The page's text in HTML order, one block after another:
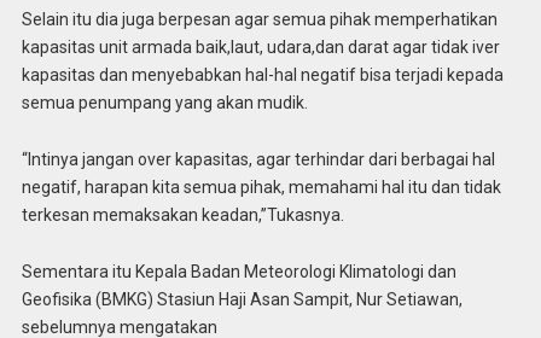
Selain itu dia juga berpesan agar semua pihak memperhatikan
kapasitas unit armada baik,laut, udara,dan darat agar tidak iver
kapasitas dan menyebabkan hal-hal negatif bisa terjadi kepada
semua penumpang yang akan mudik.
“Intinya jangan over kapasitas, agar terhindar dari berbagai hal
negatif, harapan kita semua pihak, memahami hal itu dan tidak
terkesan memaksakan keadan,”Tukasnya.
Sementara itu Kepala Badan Meteorologi Klimatologi dan
Geofisika (BMKG) Stasiun Haji Asan Sampit, Nur Setiawan,
sebelumnya mengatakan